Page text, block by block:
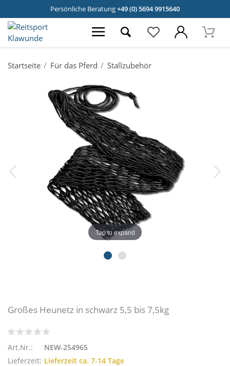
Persönliche Beratung+49 (0) 5694 9915640
Startseite Für das Pferd Stallzubehör
Tap to expand
Großes Heunetz in schwarz 5,5 bis 7,5kg
Art.Nr.:
NEW-254965
Lieferzeit: Lieferzeit ca. 7-14 Tage